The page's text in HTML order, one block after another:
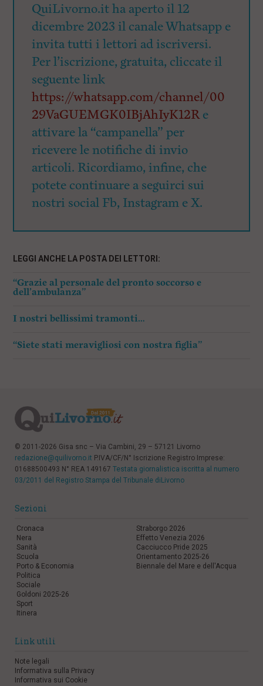
QuiLivorno.it ha aperto il 12
dicembre 2023 il canale Whatsapp e
invita tutti i lettori ad iscriversi.
Per l’iscrizione, gratuita, cliccate il
seguente link
https://whatsapp.com/channel/00
29VaGUEMGK0IBjAhIyK12Re
attivare la “campanella” per
ricevere le notifiche di invio
articoli. Ricordiamo, infine, che
potete continuare a seguirci sui
nostri social Fb, Instagram e X.
LEGGI ANCHE LA POSTA DEI LETTORI:
“Grazie al personale del pronto soccorso e
dell’ambulanza”
I nostri bellissimi tramonti…
“Siete stati meravigliosi con nostra figlia”
© 2011-2026 Gisa snc – Via Cambini, 29 – 57121 Livorno
redazione@quilivorno.it P.IVA/CF/N° Iscrizione Registro Imprese:
01688500493 N° REA 149167 Testata giornalistica iscritta al numero
03/2011 del Registro Stampa del Tribunale diLivorno
Sezioni
Cronaca
Nera
Sanità
Scuola
Porto & Economia
Politica
Sociale
Goldoni 2025-26
Sport
Itinera
Straborgo 2026
Effetto Venezia 2026
Cacciucco Pride 2025
Orientamento 2025-26
Biennale del Mare e dell'Acqua
Link utili
Note legali
Informativa sulla Privacy
Informativa sui Cookie